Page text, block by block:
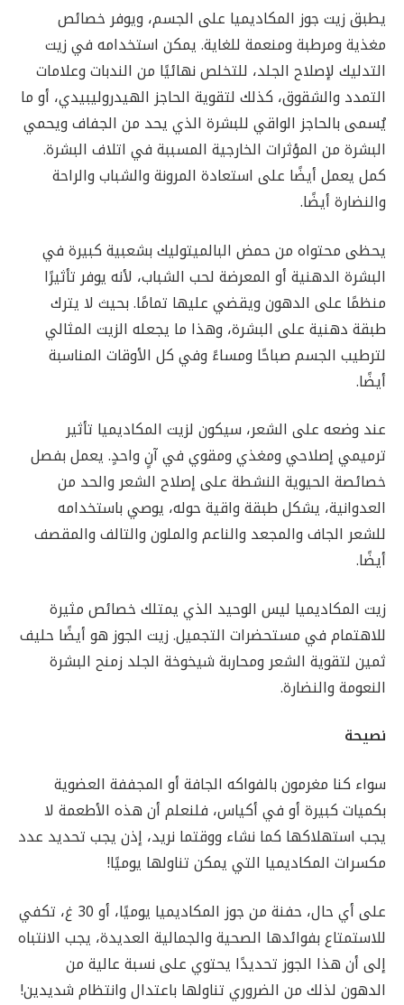
يطبق زيت جوز المكاديميا على الجسم، ويوفر خصائص
مغذية ومرطبة ومنعمة للغاية. يمكن استخدامه في زيت
التدليك لإصلاح الجلد، للتخلص نهائيًا من الندبات وعلامات
التمدد والشقوق، كذلك لتقوية الحاجز الهيدروليبيدي، أو ما
يُسمى بالحاجز الواقي للبشرة الذي يحد من الجفاف ويحمي
البشرة من المؤثرات الخارجية المسببة في اتلاف البشرة.
كمل يعمل أيضًا على استعادة المرونة والشباب والراحة
والنضارة أيضًا.
يحظى محتواه من حمض البالميتوليك بشعبية كبيرة في
البشرة الدهنية أو المعرضة لحب الشباب، لأنه يوفر تأثيرًا
منظمًا على الدهون ويقضي عليها تمامًا. بحيث لا يترك
طبقة دهنية على البشرة، وهذا ما يجعله الزيت المثالي
لترطيب الجسم صباحًا ومساءً وفي كل الأوقات المناسبة
أيضًا.
عند وضعه على الشعر، سيكون لزيت المكاديميا تأثير
ترميمي إصلاحي ومغذي ومقوي في آنٍ واحدٍ. يعمل بفصل
خصائصة الحيوية النشطة على إصلاح الشعر والحد من
العدوانية، يشكل طبقة واقية حوله، يوصي باستخدامه
للشعر الجاف والمجعد والناعم والملون والتالف والمقصف
أيضًا.
زيت المكاديميا ليس الوحيد الذي يمتلك خصائص مثيرة
للاهتمام في مستحضرات التجميل. زيت الجوز هو أيضًا حليف
ثمين لتقوية الشعر ومحاربة شيخوخة الجلد زمنح البشرة
النعومة والنضارة.
نصيحة
سواء كنا مغرمون بالفواكه الجافة أو المجففة العضوية
بكميات كبيرة أو في أكياس، فلنعلم أن هذه الأطعمة لا
يجب استهلاكها كما نشاء ووقتما نريد، إذن يجب تحديد عدد
مكسرات المكاديميا التي يمكن تناولها يوميًا!
على أي حال، حفنة من جوز المكاديميا يوميًا، أو 30 غ، تكفي
للاستمتاع بفوائدها الصحية والجمالية العديدة، يجب الانتباه
إلى أن هذا الجوز تحديدًا يحتوي على نسبة عالية من
الدهون لذلك من الضروري تناولها باعتدال وانتظام شديدين!